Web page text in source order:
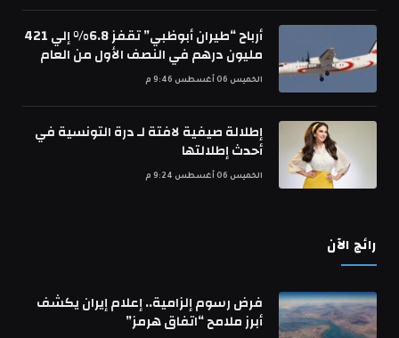
أرباح “طيران أبوظبي” تقفز 6.8% إلي 421
مليون درهم في النصف الأول من العام
الخميس 06 أغسطس 9:46 م
إطلالة صيفية لافتة لـ درة التونسية في
أحدث إطلالتها
الخميس 06 أغسطس 9:24 م
رائج الآن
فرض رسوم إلزامية.. إعلام إيران يكشف
أبرز ملامح “اتفاق هرمز”